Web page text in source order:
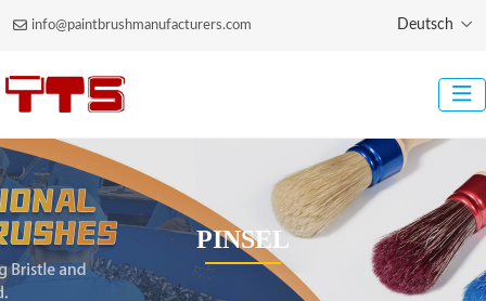
info@paintbrushmanufacturers.com Deutsch
PINSEL